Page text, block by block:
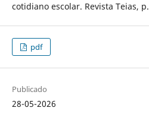
cotidiano escolar. Revista Teias,
pdf
Publicado
28-05-2026